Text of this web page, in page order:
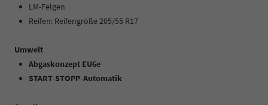
LM-Felgen
Reifen: Reifengröße 205/55 R17
Umwelt
Abgaskonzept EU6e
START-STOPP-Automatik